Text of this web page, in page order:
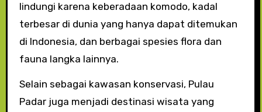
lindungi karena keberadaan komodo, kadal
terbesar di dunia yang hanya dapat ditemukan
di Indonesia, dan berbagai spesies flora dan
fauna langka lainnya.
Selain sebagai kawasan konservasi, Pulau
Padar juga menjadi destinasi wisata yang